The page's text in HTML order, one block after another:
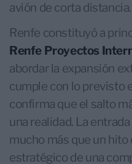
avión de corta distancia.
Renfe constituyó a
Renfe Proyectos
abordar la expansión
cumple con lo previsto
confirma que el salto
una realidad. La
mucho más que un
estratégico de una